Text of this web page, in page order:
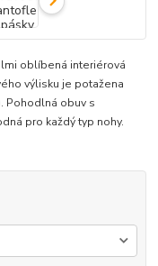
oblíbená interiérová
výlisku je potažena
Pohodlná obuv s
pro každý typ nohy.